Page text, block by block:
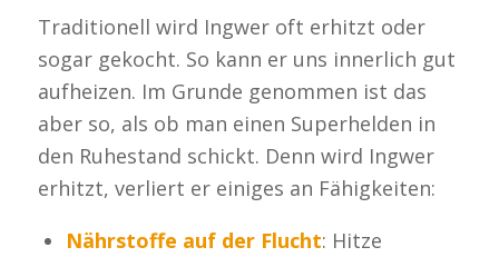
Traditionell wird Ingwer oft erhitzt oder
sogar gekocht. So kann er uns innerlich gut
aufheizen. Im Grunde genommen ist das
aber so, als ob man einen Superhelden in
den Ruhestand schickt. Denn wird Ingwer
erhitzt, verliert er einiges an Fähigkeiten:
Nährstoffe auf der Flucht: Hitze